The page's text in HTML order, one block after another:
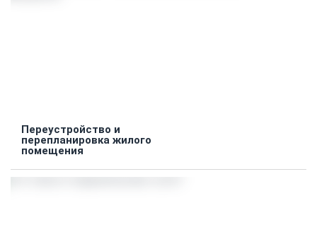
Переустройство и
перепланировка жилого
помещения